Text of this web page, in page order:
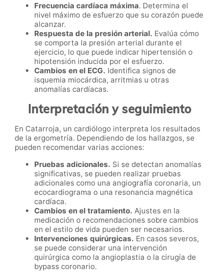
Frecuencia cardíaca máxima. Determina el
nivel máximo de esfuerzo que su corazón puede
alcanzar.
Respuesta de la presión arterial. Evalúa cómo
se comporta la presión arterial durante el
ejercicio, lo que puede indicar hipertensión o
hipotensión inducida por el esfuerzo.
Cambios en el ECG. Identifica signos de
isquemia miocárdica, arritmias u otras
anomalías cardíacas.
Interpretación y seguimiento
En Catarroja, un cardiólogo interpreta los resultados
de la ergometría. Dependiendo de los hallazgos, se
pueden recomendar varias acciones:
Pruebas adicionales. Si se detectan anomalías
significativas, se pueden realizar pruebas
adicionales como una angiografía coronaria, un
ecocardiograma o una resonancia magnética
cardíaca.
Cambios en el tratamiento. Ajustes en la
medicación o recomendaciones sobre cambios
en el estilo de vida pueden ser necesarios.
Intervenciones quirúrgicas. En casos severos,
se puede considerar una intervención
quirúrgica como la angioplastia o la cirugía de
bypass coronario.